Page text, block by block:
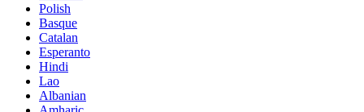
Polish
Basque
Catalan
Esperanto
Hindi
Lao
Albanian